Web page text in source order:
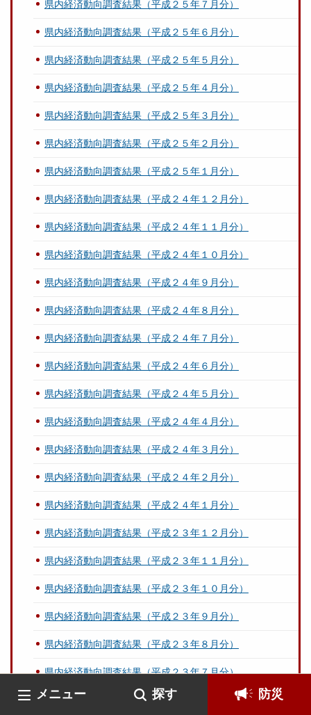
メニュー 探す 防災
県内経済動向調査結果（平成２５年７月分）
県内経済動向調査結果（平成２５年６月分）
県内経済動向調査結果（平成２５年５月分）
県内経済動向調査結果（平成２５年４月分）
県内経済動向調査結果（平成２５年３月分）
県内経済動向調査結果（平成２５年２月分）
県内経済動向調査結果（平成２５年１月分）
県内経済動向調査結果（平成２４年１２月分）
県内経済動向調査結果（平成２４年１１月分）
県内経済動向調査結果（平成２４年１０月分）
県内経済動向調査結果（平成２４年９月分）
県内経済動向調査結果（平成２４年８月分）
県内経済動向調査結果（平成２４年７月分）
県内経済動向調査結果（平成２４年６月分）
県内経済動向調査結果（平成２４年５月分）
県内経済動向調査結果（平成２４年４月分）
県内経済動向調査結果（平成２４年３月分）
県内経済動向調査結果（平成２４年２月分）
県内経済動向調査結果（平成２４年１月分）
県内経済動向調査結果（平成２３年１２月分）
県内経済動向調査結果（平成２３年１１月分）
県内経済動向調査結果（平成２３年１０月分）
県内経済動向調査結果（平成２３年９月分）
県内経済動向調査結果（平成２３年８月分）
県内経済動向調査結果（平成２３年７月分）
県内経済動向調査結果（平成２３年６月分）